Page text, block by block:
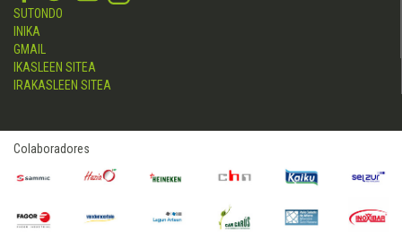
SUTONDO
INIKA
GMAIL
IKASLEEN SITEA
IRAKASLEEN SITEA
Colaboradores